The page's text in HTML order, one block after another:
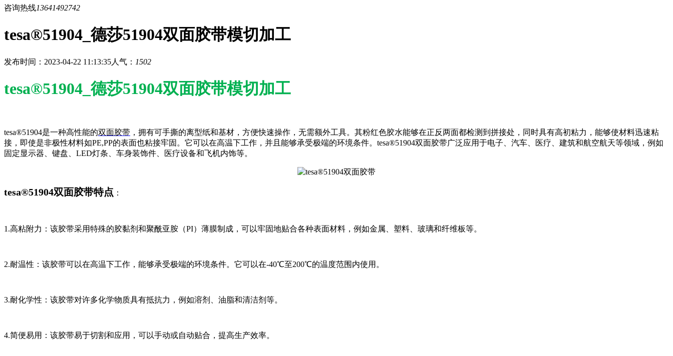
咨询热线13641492742
tesa®51904_德莎51904双面胶带模切加工
发布时间：2023-04-22 11:13:35人气： 1502
tesa®51904_德莎51904双面胶带模切加工
tesa®51904是一种高性能的双面胶带 ，拥有可手撕的离型纸和基材，方便快速操作，无需额外工具。其粉红色胶水能够在正反两面都检测到拼接处，同时具有高初粘力，能够使材料迅速粘
接，即使是非极性材料如PE,PP的表面也粘接牢固。它可以在高温下工作，并且能够承受极端的环境条件。tesa®51904双面胶带广泛应用于电子、汽车、医疗、建筑和航空航天等领域，例如
固定显示器、键盘、LED灯条、车身装饰件、医疗设备和飞机内饰等。
tesa®51904双面胶带特点 ：
1.高粘附力：该胶带采用特殊的胶黏剂和聚酰亚胺（PI）薄膜制成，可以牢固地贴合各种表面材料，例如金属、塑料、玻璃和纤维板等。
2.耐温性：该胶带可以在高温下工作，能够承受极端的环境条件。它可以在-40℃至200℃的温度范围内使用。
3.耐化学性：该胶带对许多化学物质具有抵抗力，例如溶剂、油脂和清洁剂等。
4.简便易用：该胶带易于切割和应用，可以手动或自动贴合，提高生产效率。